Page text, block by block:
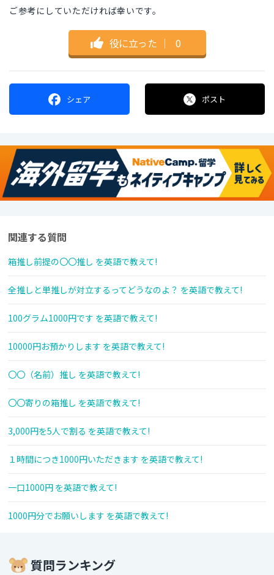
ご参考にしていただければ幸いです。
役に立った ｜ 0
シェア ポスト
関連する質問
箱推し前提の〇〇推し を英語で教えて!
全推しと単推しが対立するってどうなのよ？ を英語で教えて!
100グラム1000円です を英語で教えて!
10000円お預かりします を英語で教えて!
〇〇（名前）推し を英語で教えて!
〇〇寄りの箱推し を英語で教えて!
3,000円を5人で割る を英語で教えて!
１時間につき1000円いただきます を英語で教えて!
一口1000円 を英語で教えて!
1000円分でお願いします を英語で教えて!
質問ランキング